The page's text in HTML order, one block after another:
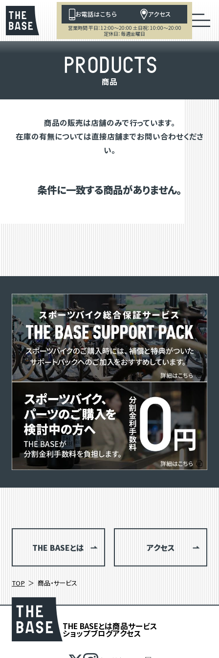
お電話はこちら アクセス
営業時間 平日：12:00～20:00 土日祝：10:00～20:00
定休日：毎週金曜日
PRODUCTS
商品
商品の販売は店舗のみで行っています。
在庫の有無については直接店舗までお問い合わせくださ
い。
条件に一致する商品がありません。
THE BASEとは アクセス
TOP 商品・サービス
THE BASEとは商品サービス
ショップブログアクセス